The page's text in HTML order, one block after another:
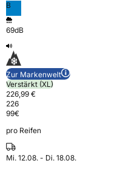
B
69dB
Zur Markenwelt
Verstärkt (XL)
226,99 €
226
99€
pro Reifen
Mi. 12.08. - Di. 18.08.